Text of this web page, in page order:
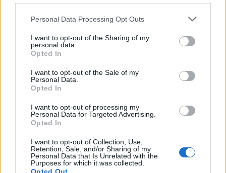
Personal Data Processing Opt Outs
I want to opt-out of the Sharing of my
personal data.
Opted In
I want to opt-out of the Sale of my
Personal Data.
Opted In
I want to opt-out of processing my
Personal Data for Targeted Advertising.
Opted In
I want to opt-out of Collection, Use,
Retention, Sale, and/or Sharing of my
Personal Data that Is Unrelated with the
Purposes for which it was collected.
Dalla ricerca risulta come gli italiani
41,5% dei consumatori ha dichiarato infatti
ha ridotto il budget di spesa. Ed è proprio
sempre di più di Internet per lo shopping
natalizio. Il 70% degli intervistati motiva la
sua scelta con ilbuon rapporto
qualità/prezzo dei prodotti online. Ma